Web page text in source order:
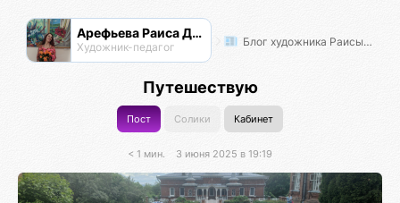
Арефьева Раиса Дмитриевна
Художник-педагог Блог художника Раисы Арефьевой
Путешествую
Пост Солики Кабинет
< 1 мин. 3 июня 2025 в 19:19